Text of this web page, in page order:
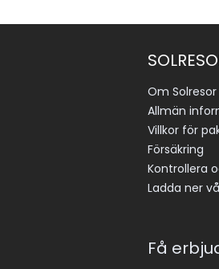
Om Solresor
Allmän
Villkor för
Försäkring
Kontrollera
Ladda ner
Få